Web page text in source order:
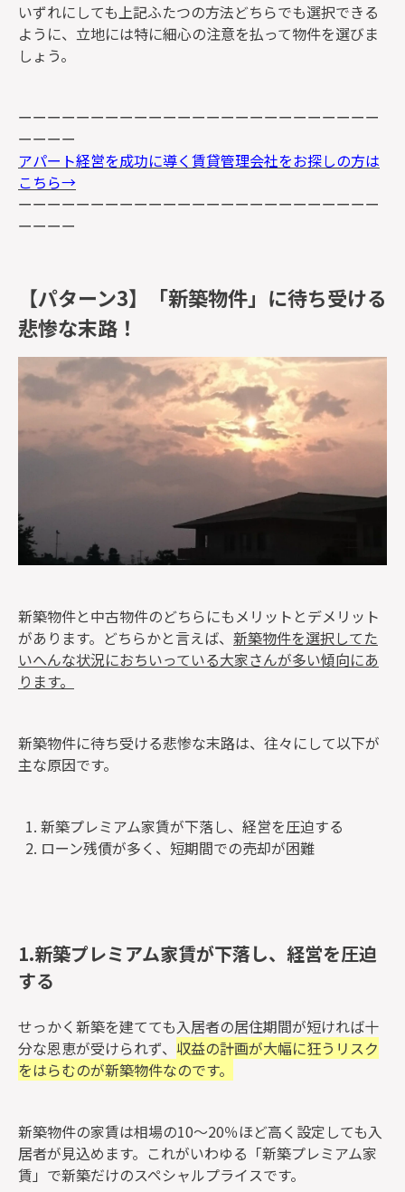
いずれにしても上記ふたつの方法どちらでも選択できる
ように、立地には特に細心の注意を払って物件を選びま
しょう。
ーーーーーーーーーーーーーーーーーーーーーーーーー
ーーーー
アパート経営を成功に導く賃貸管理会社をお探しの方は
こちら→
ーーーーーーーーーーーーーーーーーーーーーーーーー
ーーーー
【パターン3】「新築物件」に待ち受ける
悲惨な末路！
新築物件と中古物件のどちらにもメリットとデメリット
があります。どちらかと言えば、 新築物件を選択してた
いへんな状況におちいっている大家さんが多い傾向にあ
ります。
新築物件に待ち受ける悲惨な末路は、往々にして以下が
主な原因です。
新築プレミアム家賃が下落し、経営を圧迫する
ローン残債が多く、短期間での売却が困難
1.新築プレミアム家賃が下落し、経営を圧迫
する
せっかく新築を建てても入居者の居住期間が短ければ十
分な恩恵が受けられず、 収益の計画が大幅に狂うリスク
をはらむのが新築物件なのです。
新築物件の家賃は相場の10〜20％ほど高く設定しても入
居者が見込めます。これがいわゆる「新築プレミアム家
賃」で新築だけのスペシャルプライスです。